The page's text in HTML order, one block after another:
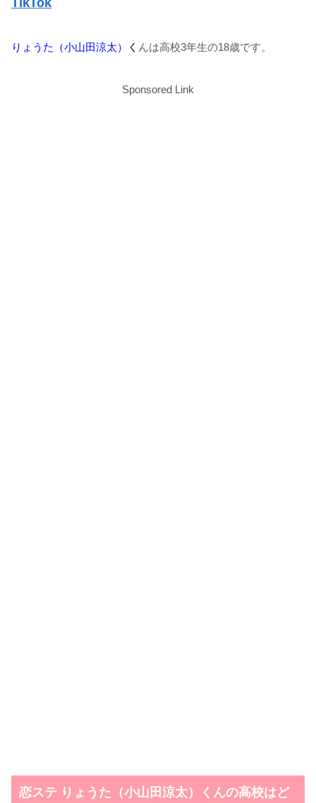
りょうた（小山田涼太） く んは高校3年生の18歳です。
Sponsored Link
恋ステ りょうた（小山田涼太）くんの高校はど